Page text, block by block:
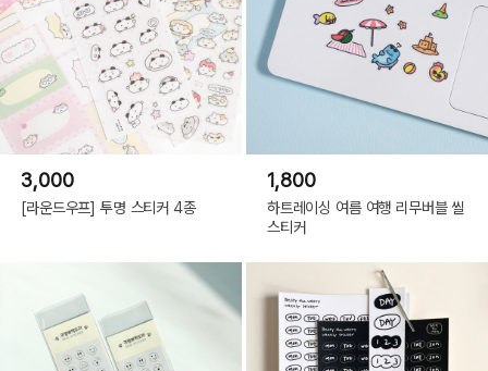
3,000
[라운드우프] 투명 스티커 4종
1,800
하트레이싱 여름 여행 리무버블 씰
스티커